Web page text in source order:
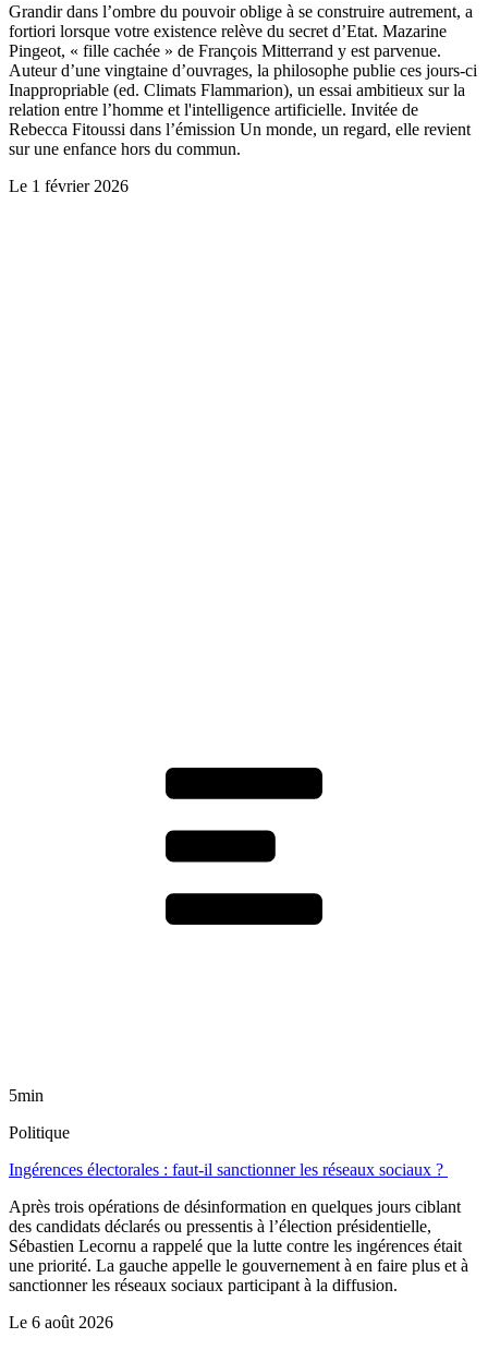
Grandir dans l’ombre du pouvoir oblige à se construire autrement, a
fortiori lorsque votre existence relève du secret d’Etat. Mazarine
Pingeot, « fille cachée » de François Mitterrand y est parvenue.
Auteur d’une vingtaine d’ouvrages, la philosophe publie ces jours-ci
Inappropriable (ed. Climats Flammarion), un essai ambitieux sur la
relation entre l’homme et l'intelligence artificielle. Invitée de
Rebecca Fitoussi dans l’émission Un monde, un regard, elle revient
sur une enfance hors du commun.
Le 1 février 2026
5min
Politique
Ingérences électorales : faut-il sanctionner les réseaux sociaux ?
Après trois opérations de désinformation en quelques jours ciblant
des candidats déclarés ou pressentis à l’élection présidentielle,
Sébastien Lecornu a rappelé que la lutte contre les ingérences était
une priorité. La gauche appelle le gouvernement à en faire plus et à
sanctionner les réseaux sociaux participant à la diffusion.
Le 6 août 2026